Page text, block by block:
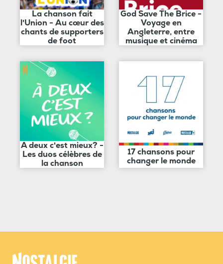
La chanson fait
l'Union - Au cœur des
chants de supporters
de foot
God Save The Brice -
Voyage en
Angleterre, entre
musique et cinéma
A deux c'est mieux? -
Les duos célèbres de
la chanson
17 chansons pour
changer le monde